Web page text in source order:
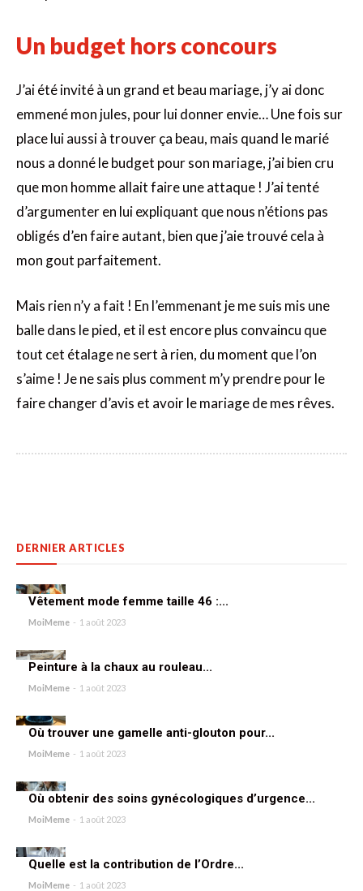
Un budget hors concours
J’ai été invité à un grand et beau mariage, j’y ai donc
emmené mon jules, pour lui donner envie… Une fois sur
place lui aussi à trouver ça beau, mais quand le marié
nous a donné le budget pour son mariage, j’ai bien cru
que mon homme allait faire une attaque ! J’ai tenté
d’argumenter en lui expliquant que nous n’étions pas
obligés d’en faire autant, bien que j’aie trouvé cela à
mon gout parfaitement.
Mais rien n’y a fait ! En l’emmenant je me suis mis une
balle dans le pied, et il est encore plus convaincu que
tout cet étalage ne sert à rien, du moment que l’on
s’aime ! Je ne sais plus comment m’y prendre pour le
faire changer d’avis et avoir le mariage de mes rêves.
DERNIER ARTICLES
Vêtement mode femme taille 46 :...
MoiMeme - 1 août 2023
Peinture à la chaux au rouleau...
MoiMeme - 1 août 2023
Où trouver une gamelle anti-glouton pour...
MoiMeme - 1 août 2023
Où obtenir des soins gynécologiques d’urgence...
MoiMeme - 1 août 2023
Quelle est la contribution de l’Ordre...
MoiMeme - 1 août 2023